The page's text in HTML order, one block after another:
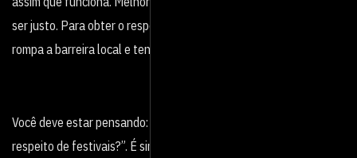
ser justo. Para obter o respeito deles (caso isso te importe),
rompa a barreira local e tente ser conhecido fora da bolh.
Você deve estar pensando: “legal, mas onde consigo saber mais a
respeito de festivais?”. É simples, nas redes sociais existem